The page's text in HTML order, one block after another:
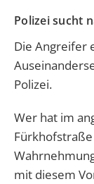
Polizei sucht
Die Angreifer
Polizei.
Wer hat im
mit diesem